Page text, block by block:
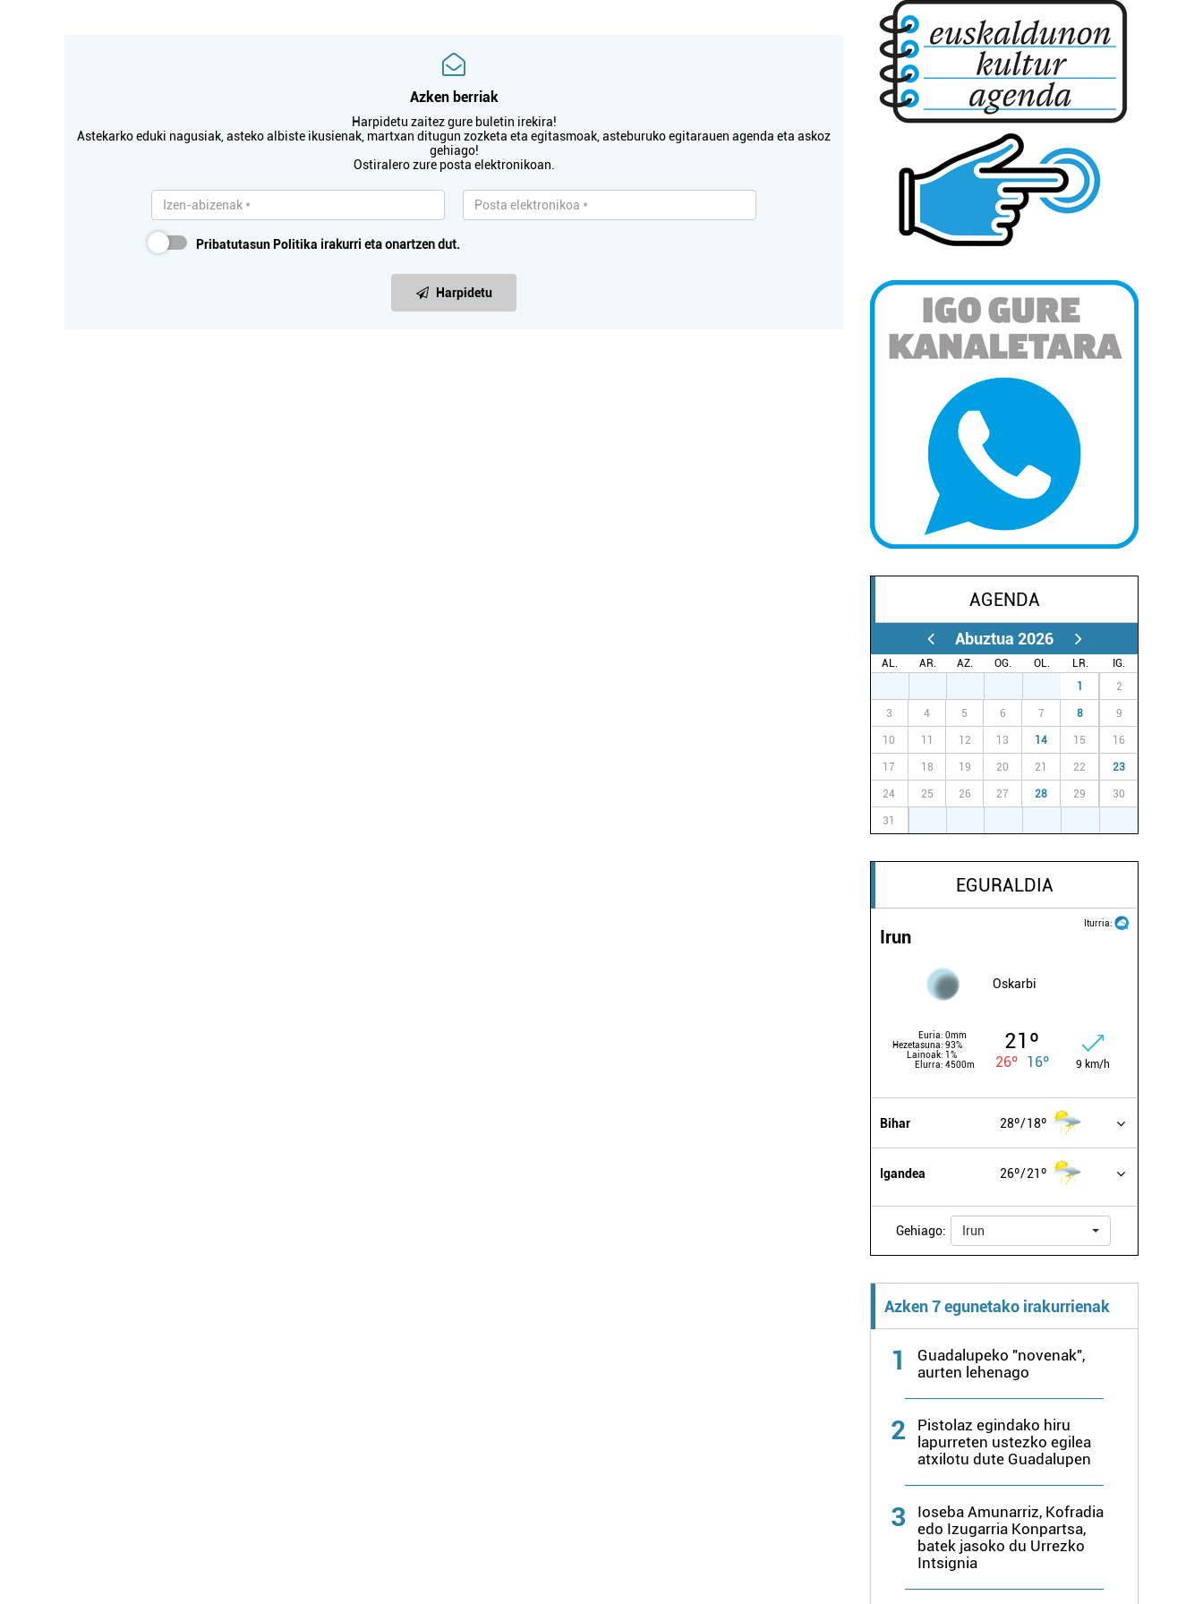
Azken berriak
Harpidetu zaitez gure buletin irekira!
Astekarko eduki nagusiak, asteko albiste ikusienak, martxan ditugun zozketa eta egitasmoak, asteburuko egitarauen agenda eta askoz
gehiago!
Ostiralero zure posta elektronikoan.
Pribatutasun Politika irakurri eta onartzen dut.
Harpidetu
AGENDA
Abuztua 2026
AL. AR. AZ. OG. OL. LR.
IG.
1 2
3 4 5 6 7 8 9
10 11 12 13 14 15 16
17 18 19 20 21 22 23
24 25 26 27 28 29 30
31
EGURALDIA
Iturria:
Irun
Oskarbi
Euria: 0mm
Hezetasuna: 93%
Lainoak: 1%
Elurra: 4500m
21º
26º 16º 9 km/h
Bihar 28º 18º
Igandea 26º 21º
Gehiago: Irun
Azken 7 egunetako irakurrienak
1
Guadalupeko "novenak",
aurten lehenago
2
Pistolaz egindako hiru
lapurreten ustezko egilea
atxilotu dute Guadalupen
3
Ioseba Amunarriz, Kofradia
edo Izugarria Konpartsa,
batek jasoko du Urrezko
Intsignia